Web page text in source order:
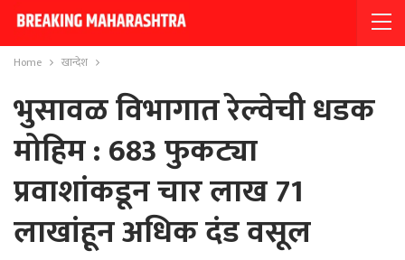
Home खान्देश
भुसावळ विभागात रेल्वेची धडक
मोहिम : 683 फुकट्या
प्रवाशांकडून चार लाख 71
लाखांहून अधिक दंड वसूल